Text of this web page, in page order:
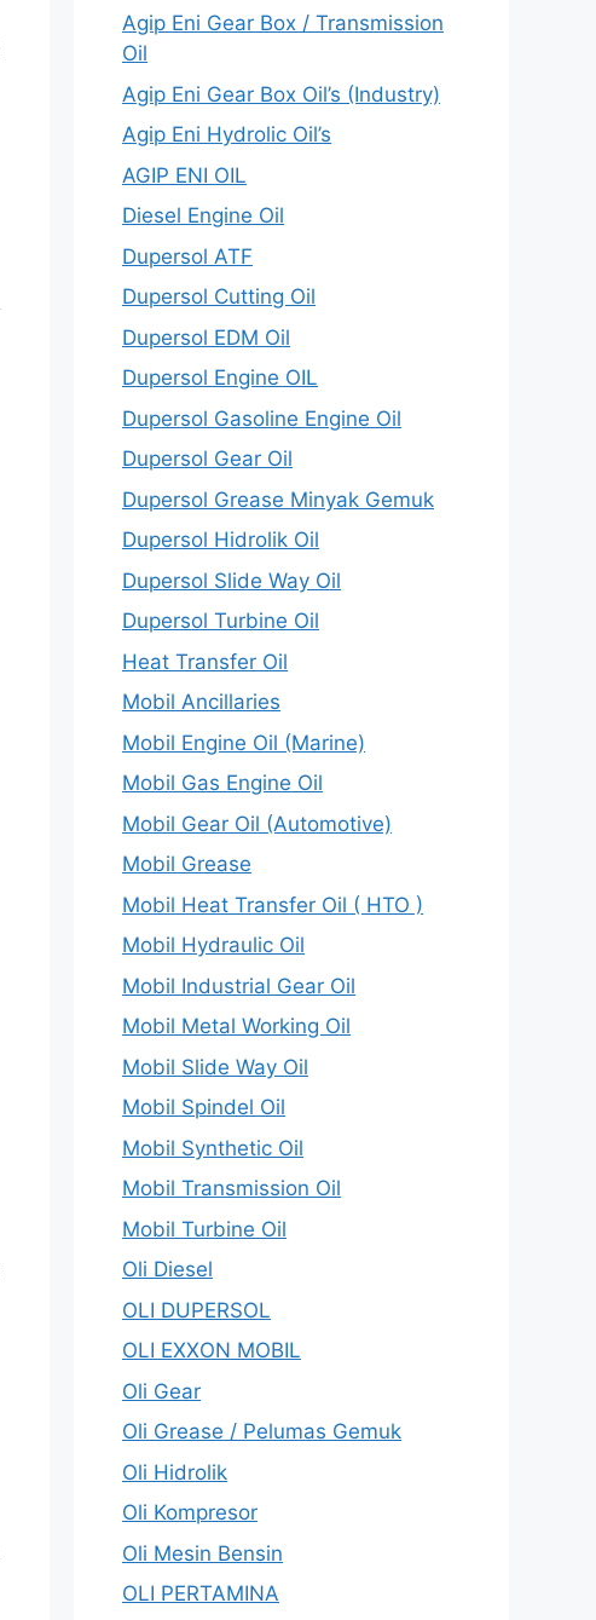
Agip Eni Gear Box / Transmission
Oil
Agip Eni Gear Box Oil’s (Industry)
Agip Eni Hydrolic Oil’s
AGIP ENI OIL
Diesel Engine Oil
Dupersol ATF
Dupersol Cutting Oil
Dupersol EDM Oil
Dupersol Engine OIL
Dupersol Gasoline Engine Oil
Dupersol Gear Oil
Dupersol Grease Minyak Gemuk
Dupersol Hidrolik Oil
Dupersol Slide Way Oil
Dupersol Turbine Oil
Heat Transfer Oil
Mobil Ancillaries
Mobil Engine Oil (Marine)
Mobil Gas Engine Oil
Mobil Gear Oil (Automotive)
Mobil Grease
Mobil Heat Transfer Oil ( HTO )
Mobil Hydraulic Oil
Mobil Industrial Gear Oil
Mobil Metal Working Oil
Mobil Slide Way Oil
Mobil Spindel Oil
Mobil Synthetic Oil
Mobil Transmission Oil
Mobil Turbine Oil
Oli Diesel
OLI DUPERSOL
OLI EXXON MOBIL
Oli Gear
Oli Grease / Pelumas Gemuk
Oli Hidrolik
Oli Kompresor
Oli Mesin Bensin
OLI PERTAMINA